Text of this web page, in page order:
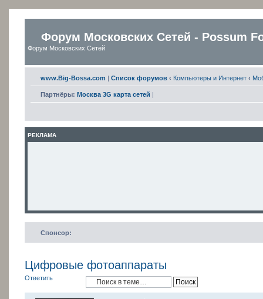
Форум Московских Сетей - Possum
Форум Московских Сетей
www.Big-Bossa.com | Список форумов ‹ Компьютеры и Интернет ‹
Партнёры: Москва 3G карта сетей |
РЕКЛАМА
Спонсор:
Цифровые фотоаппараты
Ответить